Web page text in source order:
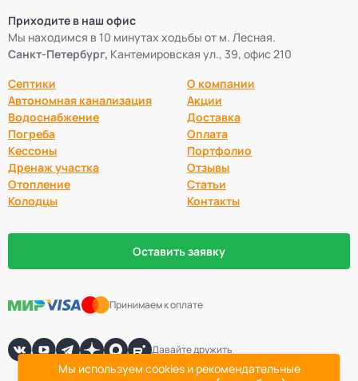
Приходите в наш офис
Мы находимся в 10 минутах ходьбы от м. Лесная.
Санкт-Петербург, Кантемировская ул., 39, офис 210
Септики
Автономная канализация
Водоснабжение
Погреба
Кессоны
Дренаж участка
Отопление
Колодцы
О компании
Акции
Доставка
Оплата
Портфолио
Отзывы
Статьи
Контакты
Оставить заявку
Принимаем к оплате
Давайте дружить
Мы используем cookies и рекомендательные